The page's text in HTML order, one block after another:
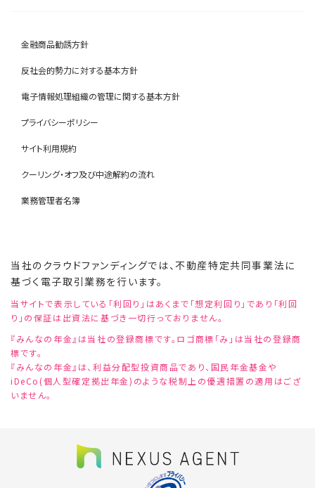
金融商品勧誘方針
反社会的勢力に対する基本方針
電子情報処理組織の管理に関する基本方針
プライバシーポリシー
サイト利用規約
クーリング・オフ及び中途解約の流れ
業務管理者名簿
当社のクラウドファンディングでは、不動産特定共同事業法に
基づく電子取引業務を行います。
当サイトで表示している「利回り」はあくまで「想定利回り」であり「利回
り」の保証は出資法に基づき一切行っておりません。
『みんなの年金』は当社の登録商標です。ロゴ商標「み」は当社の登録商
標です。
『みんなの年金』は、利益分配型投資商品であり、国民年金基金や
iDeCo(個人型確定拠出年金)のような税制上の優遇措置の適用はござ
いません。